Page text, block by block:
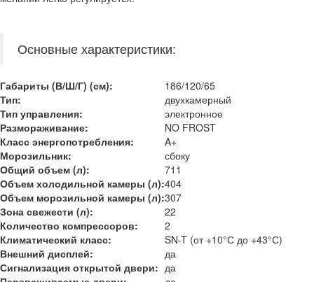
Основные характеристики:
Габариты (В/Ш/Г) (см):
186/120/65
Тип:
двухкамерный
Тип управления:
электронное
Размораживание:
NO FROST
Класс энергопотребления:
A+
Морозильник:
сбоку
Общий объем (л):
711
Объем холодильной камеры (л):404
Объем морозильной камеры (л):307
Зона свежести (л):
22
Количество компрессоров:
2
Климатический класс:
SN-T (от +10°С до +43°С)
Внешний дисплей:
да
Сигнализация открытой двери: да